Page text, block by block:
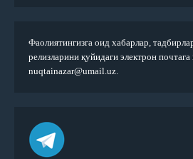
Фаолиятингизга оид хабарлар,
релизларини қуйидаги электрон
nuqtainazar@umail.uz.